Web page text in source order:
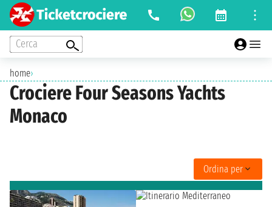
Cerca
home›
Crociere Four Seasons Yachts
Monaco
Ordina per